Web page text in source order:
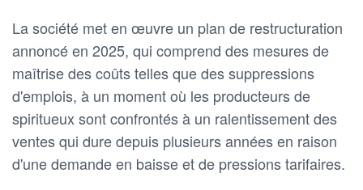
La société met en œuvre un plan de restructuration
annoncé en 2025, qui comprend des mesures de
maîtrise des coûts telles que des suppressions
d'emplois, à un moment où les producteurs de
spiritueux sont confrontés à un ralentissement des
ventes qui dure depuis plusieurs années en raison
d'une demande en baisse et de pressions tarifaires.